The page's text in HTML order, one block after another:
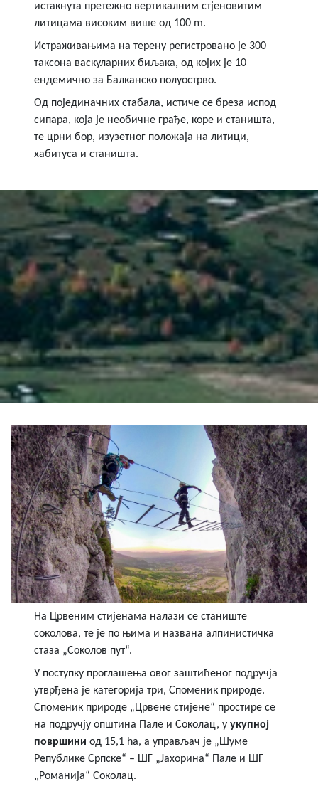
истакнута претежно вертикалним стјеновитим
литицама високим више од 100 m.
Истраживањима на терену регистровано је 300
таксона васкуларних биљака, од којих је 10
ендемично за Балканско полуострво.
Од појединачних стабала, истиче се бреза испод
сипара, која је необичне грађе, коре и станишта,
те црни бор, изузетног положаја на литици,
хабитуса и станишта.
На Црвеним стијенама налази се станиште
соколова, те је по њима и названа алпинистичка
стаза „Соколов пут“.
У поступку проглашења овог заштићеног подручја
утврђена је категорија три, Споменик природе.
Споменик природе „Црвене стијене“ простире се
на подручју општина Пале и Соколац, уукупној
површиниод 15,1 ha, а управљач је „Шуме
Републике Српске“ – ШГ „Јахорина“ Пале и ШГ
„Романија“ Соколац.